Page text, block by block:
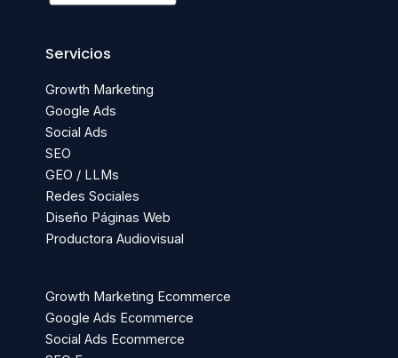
Servicios
Growth Marketing
Google Ads
Social Ads
SEO
GEO / LLMs
Redes Sociales
Diseño Páginas Web
Productora Audiovisual
Growth Marketing Ecommerce
Google Ads Ecommerce
Social Ads Ecommerce